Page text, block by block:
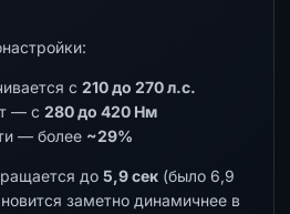
с 210 до 270 л.с.
— с 280 до 420 Нм
— более ~29%
до 5,9 сек (было 6,9
заметно динамичнее в